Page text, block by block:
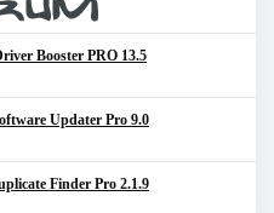
Booster PRO 13.5
Updater Pro 9.0
Finder Pro 2.1.9